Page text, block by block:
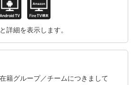
詳細を表示します。
籍グループ／チームにつきまして